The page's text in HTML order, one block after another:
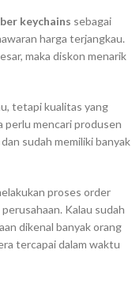
keychains sebagai
harga terjangkau.
maka diskon menarik
tetapi kualitas yang
perlu mencari produsen
sudah memiliki banyak
proses order
Kalau sudah
dikenal banyak orang
tercapai dalam waktu